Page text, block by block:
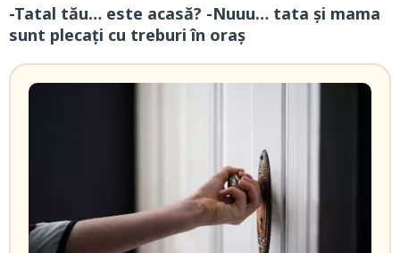
-Tatal tău… este acasă? -Nuuu… tata și mama
sunt plecați cu treburi în oraș